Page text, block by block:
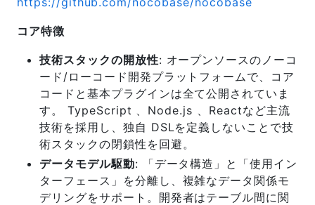
コア特徴
技術スタックの開放性: オープンソースのノーコ
ード/ローコード開発プラットフォームで、コア
コードと基本プラグインは全て公開されていま
す。 TypeScript 、Node.js 、Reactなど主流
技術を採用し、独自 DSLを定義しないことで技
術スタックの閉鎖性を回避。
データモデル駆動: 「データ構造」と「使用イン
ターフェース」を分離し、複雑なデータ関係モ
デリングをサポート。開発者はテーブル間に関